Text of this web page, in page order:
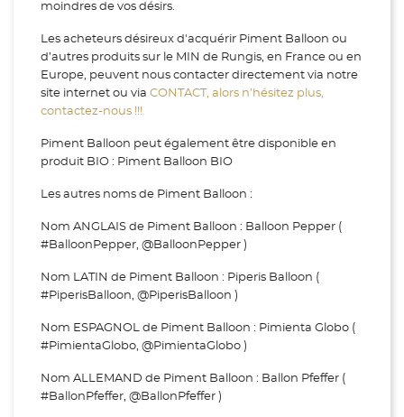
moindres de vos désirs.
Les acheteurs désireux d'acquérir Piment Balloon ou
d’autres produits sur le MIN de Rungis, en France ou en
Europe, peuvent nous contacter directement via notre
site internet ou via CONTACT, alors n’hésitez plus,
contactez-nous !!!
Piment Balloon peut également être disponible en
produit BIO : Piment Balloon BIO
Les autres noms de Piment Balloon :
Nom ANGLAIS de Piment Balloon : Balloon Pepper (
#BalloonPepper, @BalloonPepper )
Nom LATIN de Piment Balloon : Piperis Balloon (
#PiperisBalloon, @PiperisBalloon )
Nom ESPAGNOL de Piment Balloon : Pimienta Globo (
#PimientaGlobo, @PimientaGlobo )
Nom ALLEMAND de Piment Balloon : Ballon Pfeffer (
#BallonPfeffer, @BallonPfeffer )